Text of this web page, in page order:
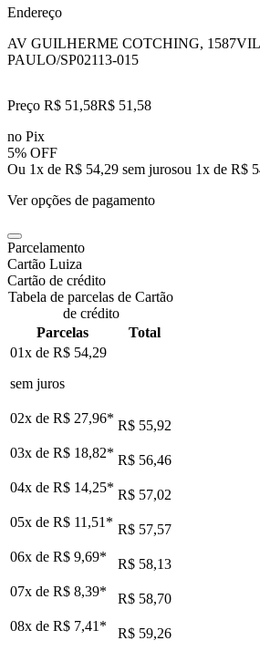
Endereço
AV GUILHERME COTCHING, 1587
PAULO/SP02113-015
Preço R$ 51,58R$ 51 ,58
no Pix
5% OFF
Ou 1x de R$ 54,29 sem jurosou 1x de R$
Ver opções de pagamento
Parcelamento
Cartão Luiza
Cartão de crédito
Tabela de parcelas de Cartão
de crédito
Parcelas
Total
01x de R$ 54,29
sem juros
02x de R$ 27,96* R$ 55,92
03x de R$ 18,82* R$ 56,46
04x de R$ 14,25* R$ 57,02
05x de R$ 11,51 * R$ 57,57
06x de R$ 9,69*
R$ 58,13
07x de R$ 8,39*
R$ 58,70
08x de R$ 7,41 *
R$ 59,26